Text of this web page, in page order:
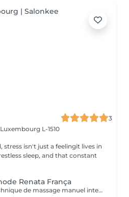
3
Luxembourg L-1510
isn't just a feelingit lives in
sleep, and that constant
Renata França
Le Remodelage est une technique de massage manuel intensif, developé par Renata França, conçue pour sculpter, affiner et redessiner la silhouette en travaillant en profondeur les tissus. Ce soin utilise des manoeuvres fermes, rapides et précises, permettant non seulement de remodeler le corps, mais aussi d'optimiser les effets du drainage lymphatique. Il agit spécifiquement sur les zones de stockage de graisses localisées, stimule la microcirculation et traite les adhérences tissulaires, pour une peau visiblement plus lisse et tonique.